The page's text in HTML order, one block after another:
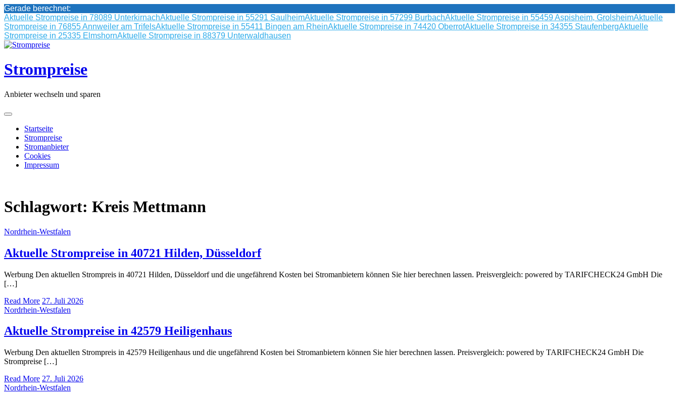
Gerade berechnet:
Aktuelle Strompreise in 78089 UnterkirnachAktuelle Strompreise in 55291 SaulheimAktuelle Strompreise in 57299 BurbachAktuelle Strompreise in 55459 Aspisheim, GrolsheimAktuelle
Strompreise in 76855 Annweiler am TrifelsAktuelle Strompreise in 55411 Bingen am RheinAktuelle Strompreise in 74420 OberrotAktuelle Strompreise in 34355 StaufenbergAktuelle
Strompreise in 25335 ElmshornAktuelle Strompreise in 88379 Unterwaldhausen
Skip
content
Strompreise
Anbieter wechseln und sparen
Startseite
Strompreise
Stromanbieter
Cookies
Impressum
Schlagwort: Kreis Mettmann
Nordrhein-Westfalen
Aktuelle Strompreise in 40721 Hilden, Düsseldorf
Werbung Den aktuellen Strompreis in 40721 Hilden, Düsseldorf und die ungefährend Kosten bei Stromanbietern können Sie hier berechnen lassen. Preisvergleich: powered by TARIFCHECK24 GmbH Die
[…]
Read More 27. Juli 2026
Nordrhein-Westfalen
Aktuelle Strompreise in 42579 Heiligenhaus
Werbung Den aktuellen Strompreis in 42579 Heiligenhaus und die ungefährend Kosten bei Stromanbietern können Sie hier berechnen lassen. Preisvergleich: powered by TARIFCHECK24 GmbH Die
Strompreise […]
Read More 27. Juli 2026
Nordrhein-Westfalen